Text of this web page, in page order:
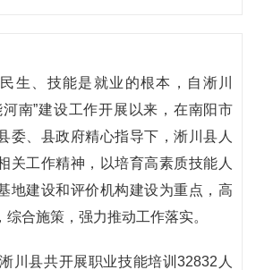
生、技能是就业的根本，自淅川
南”建设工作开展以来，在南阳市
委、县政府精心指导下，淅川县人
关工作精神，以培育高素质技能人
地建设和评价机构建设为重点，高
合施策，强力推动工作落实。
川县共开展职业技能培训32832人